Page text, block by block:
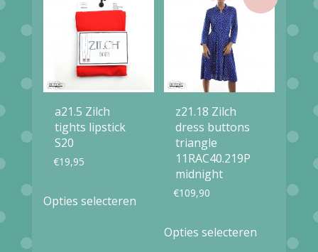
a21.5 Zilch
tights lipstick
S20
€19,95
Opties selecteren
z21.18 Zilch
dress buttons
triangle
11RAC40.219P
midnight
€109,90
Opties selecteren
product